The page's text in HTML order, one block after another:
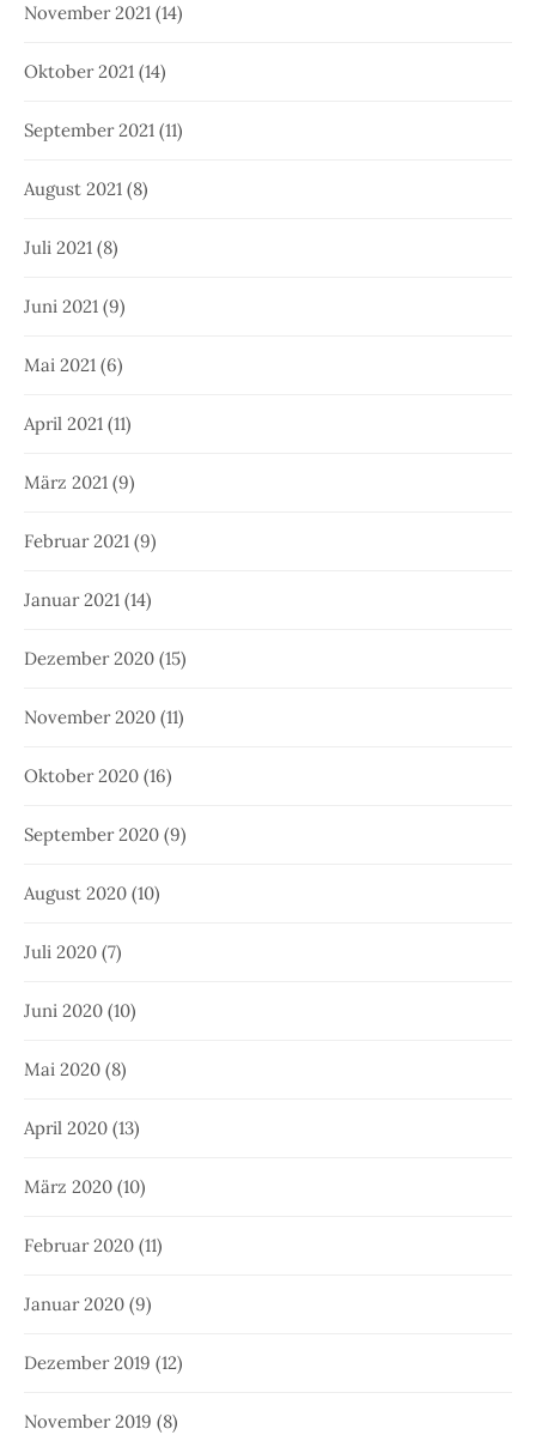
November 2021 (14)
Oktober 2021 (14)
September 2021 (11)
August 2021 (8)
Juli 2021 (8)
Juni 2021 (9)
Mai 2021 (6)
April 2021 (11)
März 2021 (9)
Februar 2021 (9)
Januar 2021 (14)
Dezember 2020 (15)
November 2020 (11)
Oktober 2020 (16)
September 2020 (9)
August 2020 (10)
Juli 2020 (7)
Juni 2020 (10)
Mai 2020 (8)
April 2020 (13)
März 2020 (10)
Februar 2020 (11)
Januar 2020 (9)
Dezember 2019 (12)
November 2019 (8)